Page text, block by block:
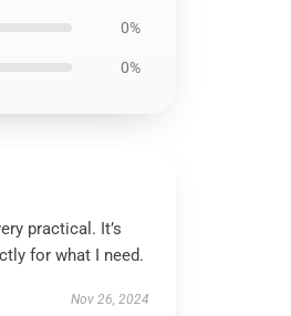
0%
0%
practical. It’s
for what I need.
Nov 26, 2024